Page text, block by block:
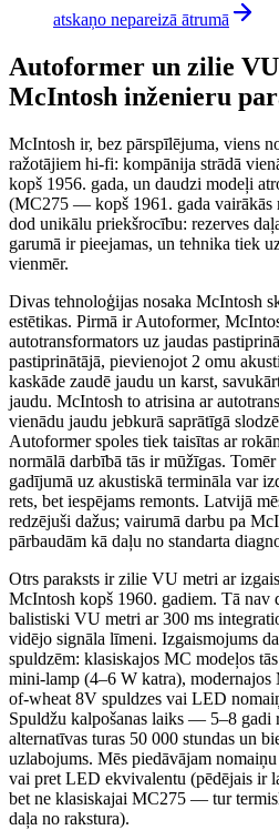
atskaņo nepareizā ātrumā
Autoformer un zilie
McIntosh inženieru
McIntosh ir, bez pārspīlējuma, viens
ražotājiem hi-fi: kompānija strādā
kopš 1956. gada, un daudzi modeļi
(MC275 — kopš 1961. gada vairākās
dod unikālu priekšrocību: rezerves
garumā ir pieejamas, un tehnika tiek
vienmēr.
Divas tehnoloģijas nosaka McIntosh
estētikas. Pirmā ir Autoformer,
autotransformators uz jaudas
pastiprinātājā, pievienojot 2 omu
kaskāde zaudē jaudu un karst,
jaudu. McIntosh to atrisina ar
vienādu jaudu jebkurā saprātīgā
Autoformer spoles tiek taisītas ar
normālā darbībā tās ir mūžīgas.
gadījumā uz akustiskā termināla var
rets, bet iespējams remonts. Latvijā
redzējuši dažus; vairumā darbu pa
pārbaudām kā daļu no standarta
Otrs paraksts ir zilie VU metri ar
McIntosh kopš 1960. gadiem. Tā
balistiski VU metri ar 300 ms
vidējo signāla līmeni. Izgaismojums
spuldzēm: klasiskajos MC modeļos
mini-lamp (4–6 W katra),
of-wheat 8V spuldzes vai LED
Spuldžu kalpošanas laiks — 5–8 gadi
alternatīvas turas 50 000 stundas un
uzlabojums. Mēs piedāvājam
vai pret LED ekvivalentu (pēdējais ir
bet ne klasiskajai MC275 — tur
daļa no rakstura).